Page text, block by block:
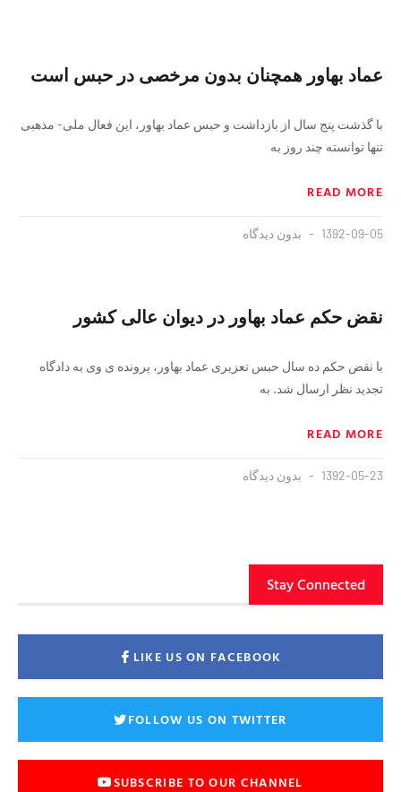
عماد بهاور همچنان بدون مرخصی در حبس است
با گذشت پنج سال از بازداشت و حبس عماد بهاور، این فعال ملی- مذهبی
تنها توانسته چند روز به
READ MORE
1392-09-05 بدون دیدگاه
نقض حکم عماد بهاور در دیوان عالی کشور
با نقض حکم ده سال حبس تعزیری عماد بهاور، پرونده ی وی به دادگاه
تجدید نظر ارسال شد. به
READ MORE
1392-05-23 بدون دیدگاه
Stay Connected
LIKE US ON FACEBOOK
FOLLOW US ON TWITTER
SUBSCRIBE TO OUR CHANNEL